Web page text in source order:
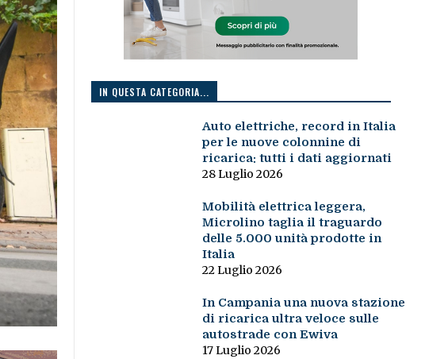
IN QUESTA CATEGORIA...
Auto elettriche, record in Italia
per le nuove colonnine di
ricarica: tutti i dati aggiornati
28 Luglio 2026
Mobilità elettrica leggera,
Microlino taglia il traguardo
delle 5.000 unità prodotte in
Italia
22 Luglio 2026
In Campania una nuova stazione
di ricarica ultra veloce sulle
autostrade con Ewiva
17 Luglio 2026